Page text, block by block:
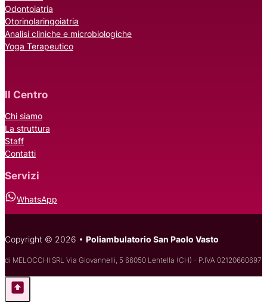
Odontoiatria
Otorinolaringoiatria
Analisi cliniche e microbiologiche
Yoga Terapeutico
Il Centro
Chi siamo
La struttura
Staff
Contatti
Servizi
WhatsApp
Copyright © 2026 • Poliambulatorio San Paolo Vasto
di MELOCCHI SRL Via Giovannelli, 5 66050 Lentella (CH) - P.IVA 02120660697